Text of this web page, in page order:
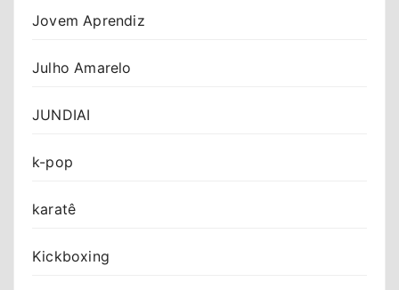
Jovem Aprendiz
Julho Amarelo
JUNDIAI
k-pop
karatê
Kickboxing